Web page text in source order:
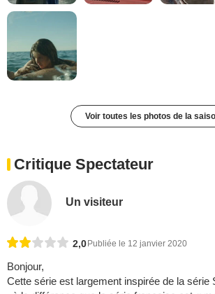
Voir toutes les photos de la
Critique Spectateur
Un visiteur
2,0Publiée le 12 janvier 2020
Bonjour,
Cette série est largement inspirée de la série